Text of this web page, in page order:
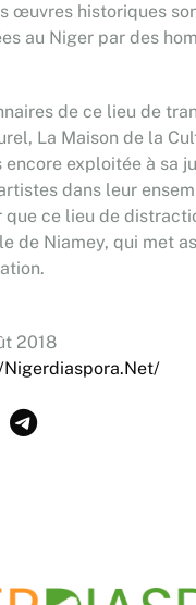
œuvres historiques
au Niger par des
de ce lieu de
La Maison de la
encore exploitée à sa
dans leur
ce lieu de
de Niamey, qui met
2018